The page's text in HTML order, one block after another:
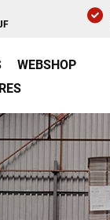
WEBSHOP